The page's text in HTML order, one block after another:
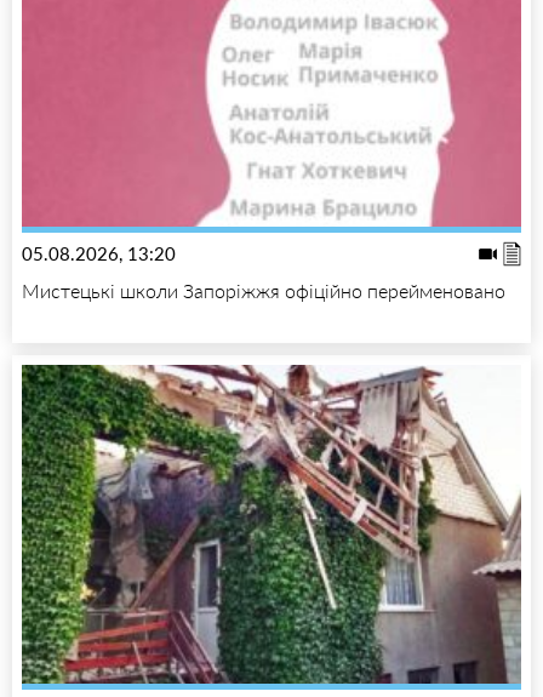
05.08.2026, 13:20
Мистецькі школи Запоріжжя офіційно перейменовано